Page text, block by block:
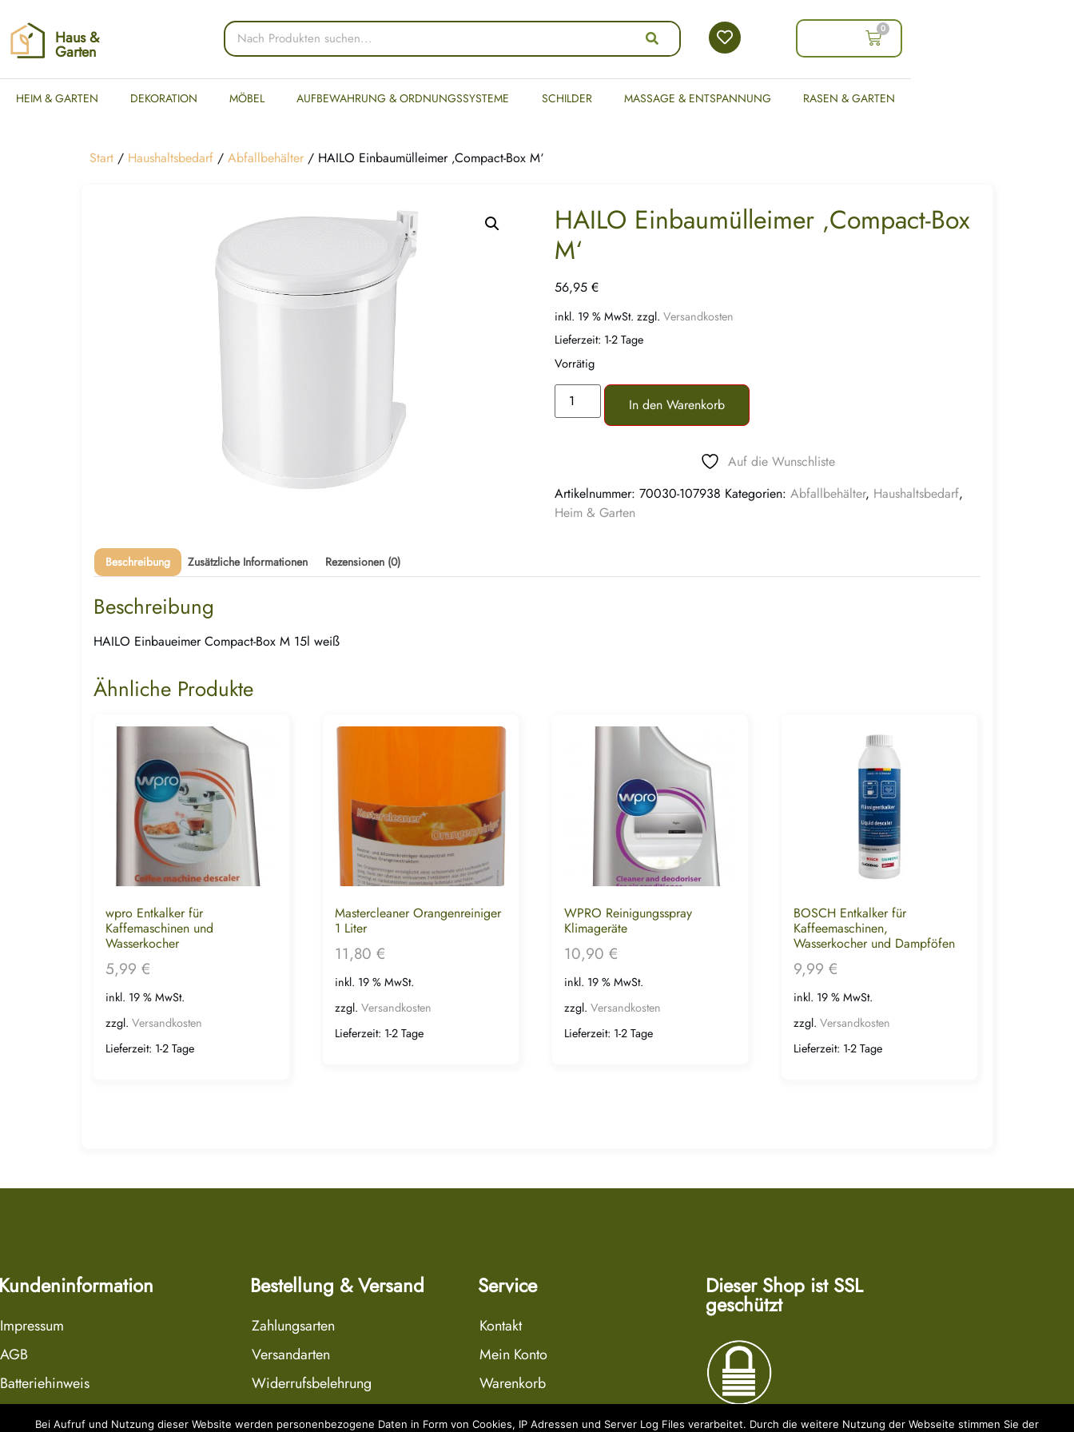
Haus &
Garten
0
HEIM & GARTEN DEKORATION MÖBEL AUFBEWAHRUNG & ORDNUNGSSYSTEME SCHILDER MASSAGE & ENTSPANNUNG RASEN & GARTEN
Start / Haushaltsbedarf / Abfallbehälter / HAILO Einbaumülleimer ‚Compact-Box M‘
HAILO Einbaumülleimer ‚Compact-Box
M‘
56,95€
inkl. 19 % MwSt. zzgl.Versandkosten
Lieferzeit: 1-2 Tage
Vorrätig
In den Warenkorb
Auf die Wunschliste
Artikelnummer:70030-107938 Kategorien:Abfallbehälter, Haushaltsbedarf,
Heim & Garten
Beschreibung Zusätzliche Informationen Rezensionen (0)
Beschreibung
HAILO Einbaueimer Compact-Box M 15l weiß
Ähnliche Produkte
wpro Entkalker für
Kaffemaschinen und
Wasserkocher
5,99 €
inkl. 19 % MwSt.
zzgl. Versandkosten
Lieferzeit: 1-2 Tage
Mastercleaner Orangenreiniger
1 Liter
11,80 €
inkl. 19 % MwSt.
zzgl. Versandkosten
Lieferzeit: 1-2 Tage
WPRO Reinigungsspray
Klimageräte
10,90 €
inkl. 19 % MwSt.
zzgl. Versandkosten
Lieferzeit: 1-2 Tage
BOSCH Entkalker für
Kaffeemaschinen,
Wasserkocher und Dampföfen
9,99 €
inkl. 19 % MwSt.
zzgl. Versandkosten
Lieferzeit: 1-2 Tage
Impressum
AGB
Batteriehinweis
Bestellung & Versand
Zahlungsarten
Versandarten
Widerrufsbelehrung
Service
Kontakt
Mein Konto
Warenkorb
Dieser Shop ist SSL
geschützt
Bei Aufruf und Nutzung dieser Website werden personenbezogene Daten in Form von Cookies, IP Adressen und Server Log Files verarbeitet. Durch die weitere Nutzung der Webseite stimmen Sie der